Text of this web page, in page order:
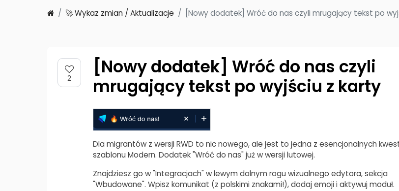
🚀 Wykaz zmian / Aktualizacje [Nowy dodatek] Wróć do nas czyli mrugający tekst po
2
[Nowy dodatek] Wróć do nas czyli
mrugający tekst po wyjściu z karty
Dla migrantów z wersji RWD to nic nowego, ale jest to jedna z esencjonalnych
szablonu Modern. Dodatek "Wróć do nas" już w wersji lutowej.
Znajdziesz go w "Integracjach" w lewym dolnym rogu wizualnego edytora, sekcja
"Wbudowane". Wpisz komunikat (z polskimi znakami!), dodaj emoji i aktywuj moduł.